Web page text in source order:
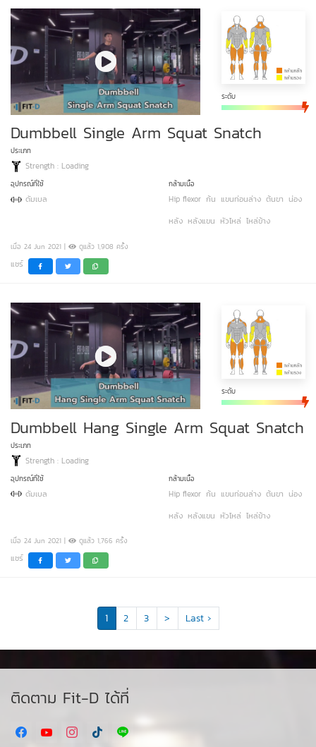
ระดับ
Dumbbell Single Arm Squat Snatch
ประเภท
Strength : Loading
อุปกรณ์ที่ใช้
ดัมเบล
กล้ามเนื้อ
Hip flexor ก้น แขนท่อนล่าง ต้นขา น่อง
หลัง หลังแขน หัวไหล่ ไหล่ข้าง
เมื่อ 24 Jun 2021 | ดูแล้ว 1,908 ครั้ง
แชร์
ระดับ
Dumbbell Hang Single Arm Squat Snatch
ประเภท
Strength : Loading
อุปกรณ์ที่ใช้
ดัมเบล
กล้ามเนื้อ
Hip flexor ก้น แขนท่อนล่าง ต้นขา น่อง
หลัง หลังแขน หัวไหล่ ไหล่ข้าง
เมื่อ 24 Jun 2021 | ดูแล้ว 1,766 ครั้ง
แชร์
1 2 3 > Last ›
ติดตาม Fit-D ได้ที่